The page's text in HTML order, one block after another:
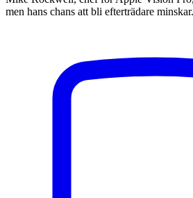
men hans chans att bli efterträdare minskar.